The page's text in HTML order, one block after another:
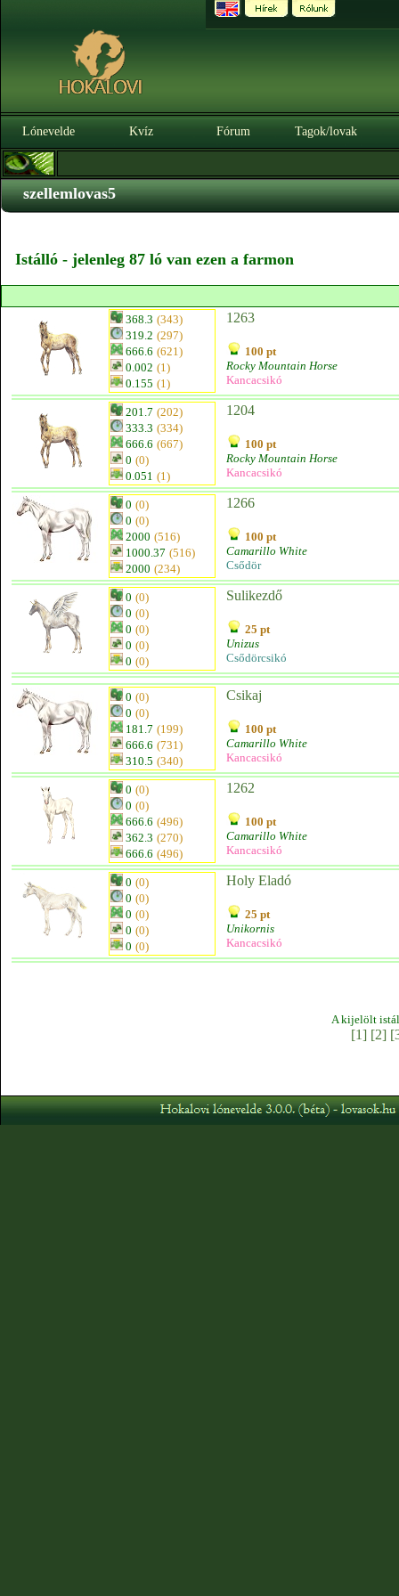
Lónevelde Kvíz Fórum Tagok/lovak
szellemlovas5
Istálló - jelenleg 87 ló van ezen a farmon
368.3 (343)
319.2 (297)
666.6 (621)
0.002 (1)
0.155 (1)
1263
100 pt
Rocky Mountain Horse
Kancacsikó
201.7 (202)
333.3 (334)
666.6 (667)
0 (0)
0.051 (1)
1204
100 pt
Rocky Mountain Horse
Kancacsikó
0 (0)
0 (0)
2000 (516)
1000.37 (516)
2000 (234)
1266
100 pt
Camarillo White
Csődör
0 (0)
0 (0)
0 (0)
0 (0)
0 (0)
Sulikezdő
25 pt
Unizus
Csődörcsikó
0 (0)
0 (0)
181.7 (199)
666.6 (731)
310.5 (340)
Csikaj
100 pt
Camarillo White
Kancacsikó
0 (0)
0 (0)
666.6 (496)
362.3 (270)
666.6 (496)
1262
100 pt
Camarillo White
Kancacsikó
0 (0)
0 (0)
0 (0)
0 (0)
0 (0)
Holy Eladó
25 pt
Unikornis
Kancacsikó
A kijelölt
[1] [2]